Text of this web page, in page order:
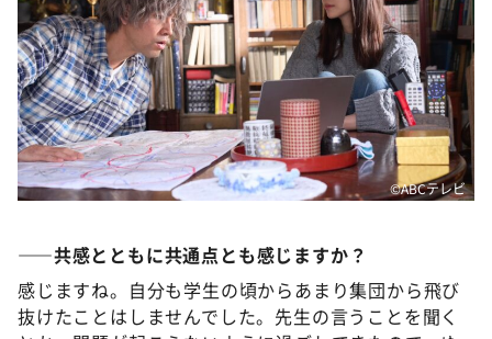
©️ABCテレビ
――共感とともに共通点とも感じますか？
感じますね。自分も学生の頃からあまり集団から飛び
抜けたことはしませんでした。先生の言うことを聞く